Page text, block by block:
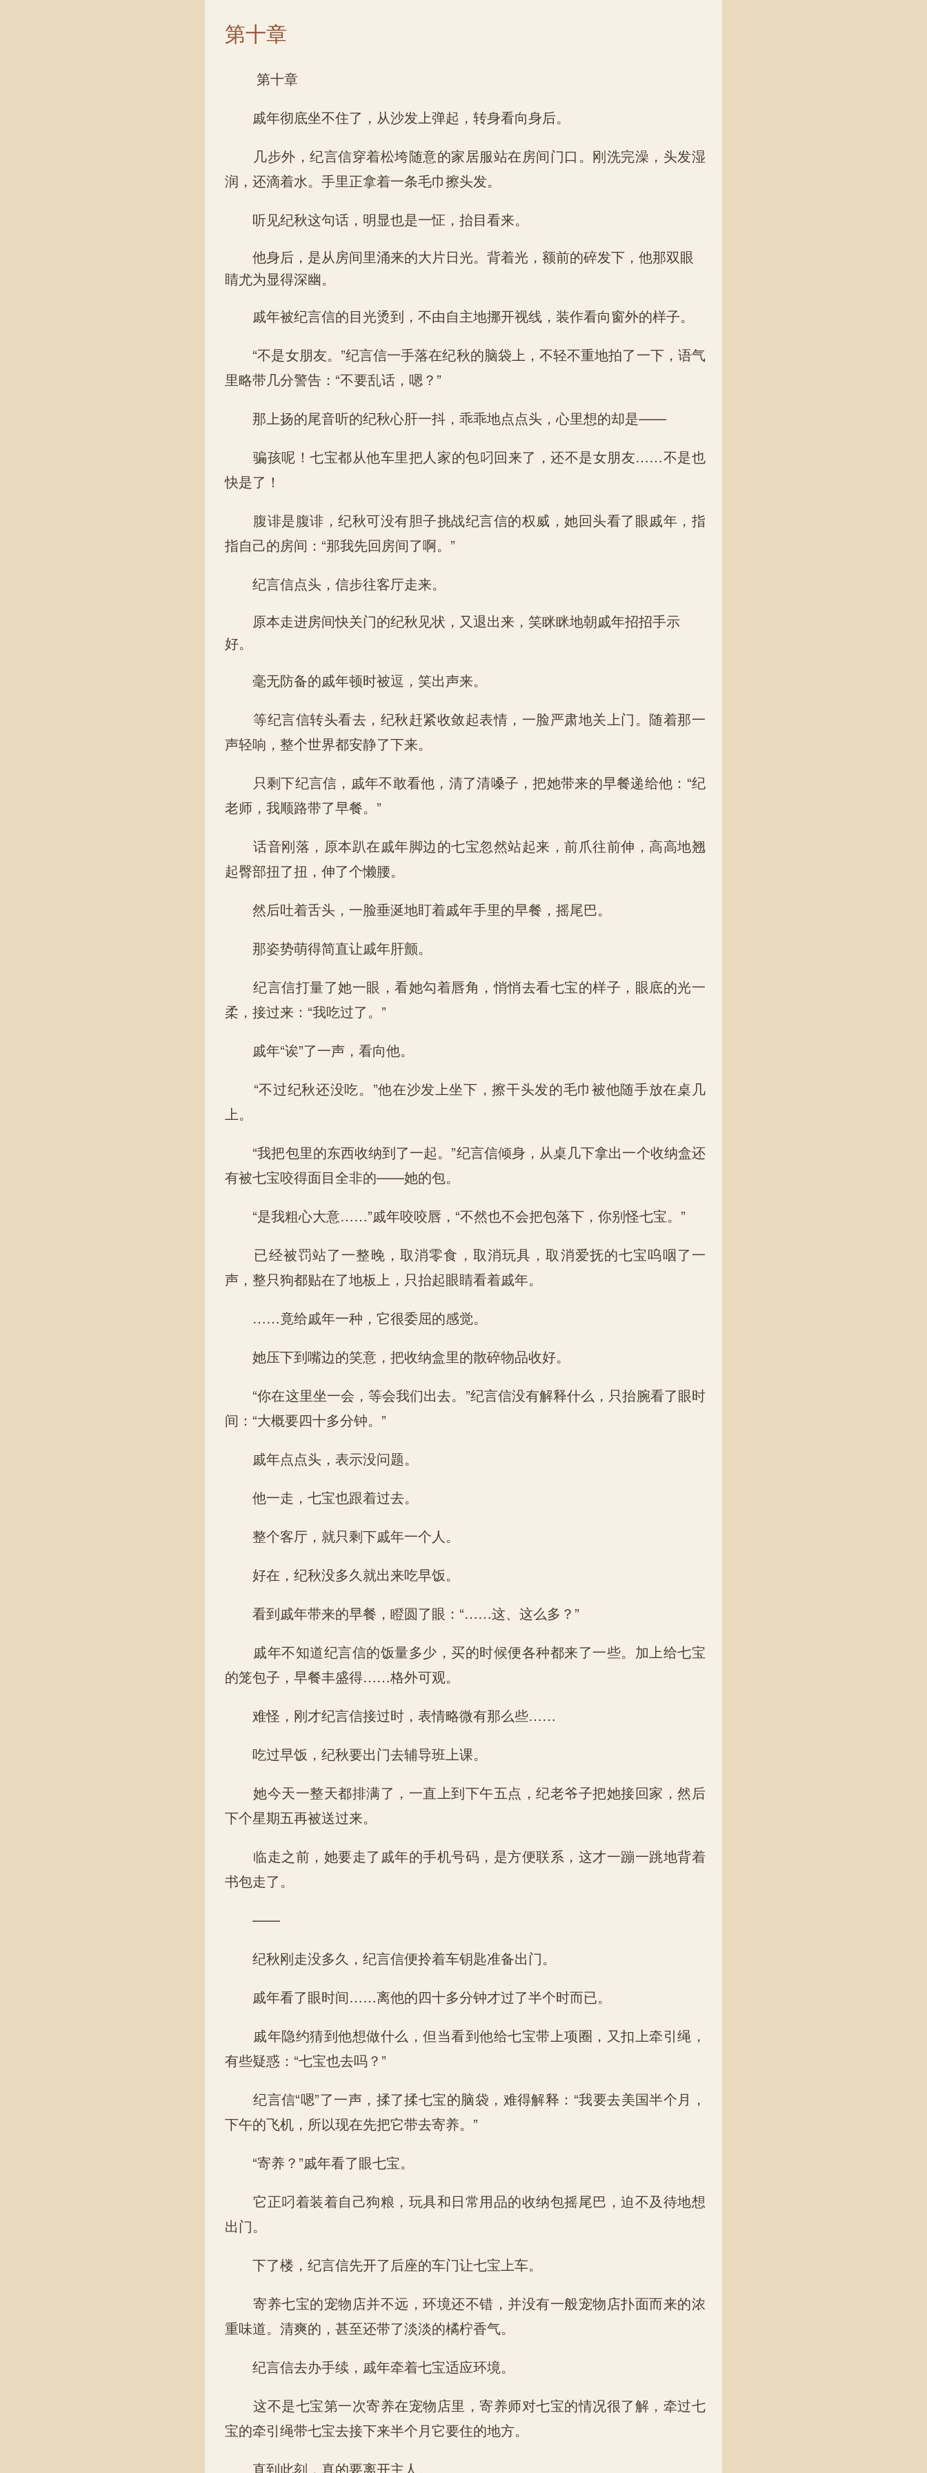
第十章
第十章
戚年彻底坐不住了，从沙发上弹起，转身看向身后。
几步外，纪言信穿着松垮随意的家居服站在房间门口。刚洗完澡，头发湿
润，还滴着水。手里正拿着一条毛巾擦头发。
听见纪秋这句话，明显也是一怔，抬目看来。
他身后，是从房间里涌来的大片日光。背着光，额前的碎发下，他那双眼
睛尤为显得深幽。
戚年被纪言信的目光烫到，不由自主地挪开视线，装作看向窗外的样子。
“不是女朋友。”纪言信一手落在纪秋的脑袋上，不轻不重地拍了一下，语气
里略带几分警告：“不要乱话，嗯？”
那上扬的尾音听的纪秋心肝一抖，乖乖地点点头，心里想的却是——
骗孩呢！七宝都从他车里把人家的包叼回来了，还不是女朋友……不是也
快是了！
腹诽是腹诽，纪秋可没有胆子挑战纪言信的权威，她回头看了眼戚年，指
指自己的房间：“那我先回房间了啊。”
纪言信点头，信步往客厅走来。
原本走进房间快关门的纪秋见状，又退出来，笑眯眯地朝戚年招招手示
好。
毫无防备的戚年顿时被逗，笑出声来。
等纪言信转头看去，纪秋赶紧收敛起表情，一脸严肃地关上门。随着那一
声轻响，整个世界都安静了下来。
只剩下纪言信，戚年不敢看他，清了清嗓子，把她带来的早餐递给他：“纪
老师，我顺路带了早餐。”
话音刚落，原本趴在戚年脚边的七宝忽然站起来，前爪往前伸，高高地翘
起臀部扭了扭，伸了个懒腰。
然后吐着舌头，一脸垂涎地盯着戚年手里的早餐，摇尾巴。
那姿势萌得简直让戚年肝颤。
纪言信打量了她一眼，看她勾着唇角，悄悄去看七宝的样子，眼底的光一
柔，接过来：“我吃过了。”
戚年“诶”了一声，看向他。
“不过纪秋还没吃。”他在沙发上坐下，擦干头发的毛巾被他随手放在桌几
上。
“我把包里的东西收纳到了一起。”纪言信倾身，从桌几下拿出一个收纳盒还
有被七宝咬得面目全非的——她的包。
“是我粗心大意……”戚年咬咬唇，“不然也不会把包落下，你别怪七宝。”
已经被罚站了一整晚，取消零食，取消玩具，取消爱抚的七宝呜咽了一
声，整只狗都贴在了地板上，只抬起眼睛看着戚年。
……竟给戚年一种，它很委屈的感觉。
她压下到嘴边的笑意，把收纳盒里的散碎物品收好。
“你在这里坐一会，等会我们出去。”纪言信没有解释什么，只抬腕看了眼时
间：“大概要四十多分钟。”
戚年点点头，表示没问题。
他一走，七宝也跟着过去。
整个客厅，就只剩下戚年一个人。
好在，纪秋没多久就出来吃早饭。
看到戚年带来的早餐，瞪圆了眼：“……这、这么多？”
戚年不知道纪言信的饭量多少，买的时候便各种都来了一些。加上给七宝
的笼包子，早餐丰盛得……格外可观。
难怪，刚才纪言信接过时，表情略微有那么些……
吃过早饭，纪秋要出门去辅导班上课。
她今天一整天都排满了，一直上到下午五点，纪老爷子把她接回家，然后
下个星期五再被送过来。
临走之前，她要走了戚年的手机号码，是方便联系，这才一蹦一跳地背着
书包走了。
——
纪秋刚走没多久，纪言信便拎着车钥匙准备出门。
戚年看了眼时间……离他的四十多分钟才过了半个时而已。
戚年隐约猜到他想做什么，但当看到他给七宝带上项圈，又扣上牵引绳，
有些疑惑：“七宝也去吗？”
纪言信“嗯”了一声，揉了揉七宝的脑袋，难得解释：“我要去美国半个月，
下午的飞机，所以现在先把它带去寄养。”
“寄养？”戚年看了眼七宝。
它正叼着装着自己狗粮，玩具和日常用品的收纳包摇尾巴，迫不及待地想
出门。
下了楼，纪言信先开了后座的车门让七宝上车。
寄养七宝的宠物店并不远，环境还不错，并没有一般宠物店扑面而来的浓
重味道。清爽的，甚至还带了淡淡的橘柠香气。
纪言信去办手续，戚年牵着七宝适应环境。
这不是七宝第一次寄养在宠物店里，寄养师对七宝的情况很了解，牵过七
宝的牵引绳带七宝去接下来半个月它要住的地方。
直到此刻，真的要离开主人。